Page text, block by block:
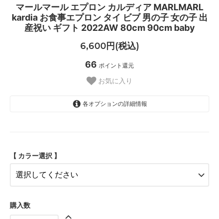
マールマール エプロン カルディア MARLMARL
kardia お食事エプロン タイ ビブ 男の子 女の子 出
産祝い ギフト 2022AW 80cm 90cm baby
6,600円(税込)
66 ポイント還元
お気に入り
各オプションの詳細情報
【 カラー選択 】
購入数